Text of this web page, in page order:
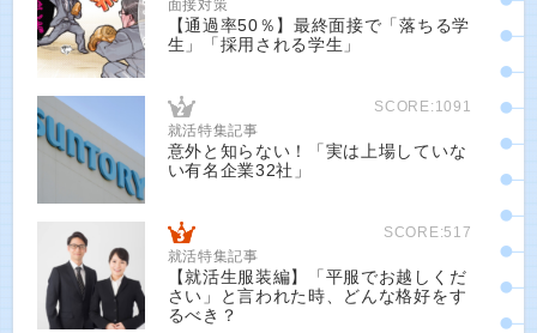
面接対策
【通過率50％】最終面接で「落ちる学
生」「採用される学生」
SCORE:1091
就活特集記事
意外と知らない！「実は上場していな
い有名企業32社」
SCORE:517
就活特集記事
【就活生服装編】「平服でお越しくだ
さい」と言われた時、どんな格好をす
るべき？